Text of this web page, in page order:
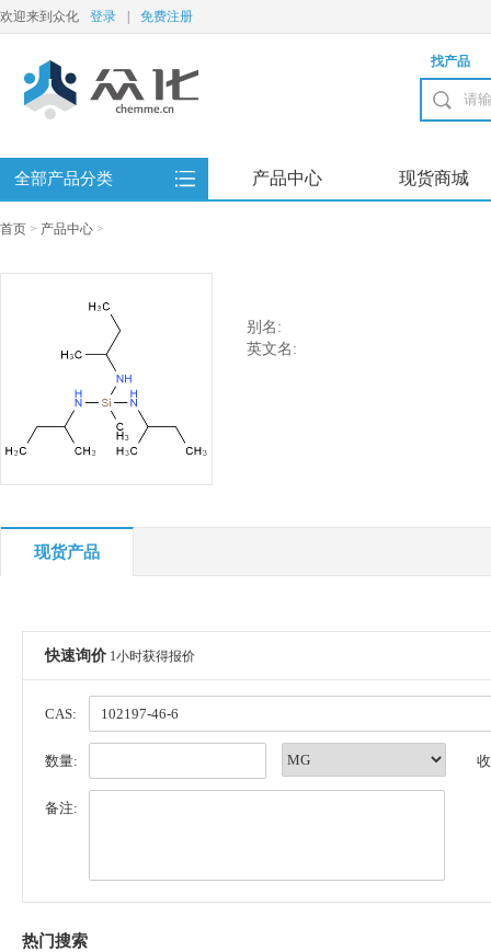
欢迎来到众化 登录 免费注册
找产品
全部产品分类 产品中心 现货商城
首页 > 产品中心 >
别名:
英文名:
现货产品
快速询价 1小时获得报价
CAS:
数量:
备注:
热门搜索